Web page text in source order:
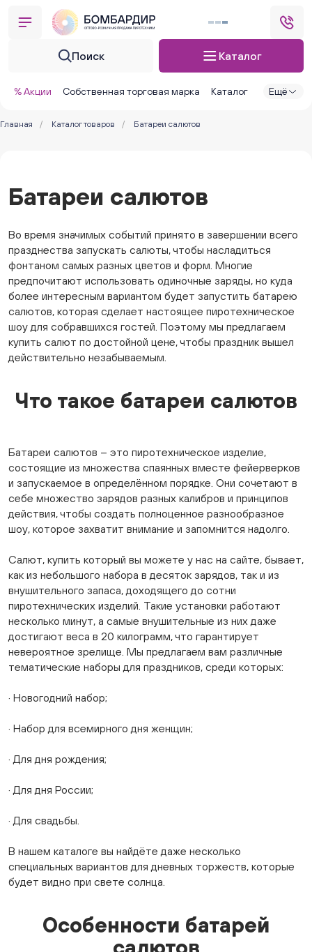
Поиск Каталог
% Акции Собственная торговая марка Каталог Ещё
Главная / Каталог товаров / Батареи салютов
Батареи салютов
Во время значимых событий принято в завершении всего
празднества запускать салюты, чтобы насладиться
фонтаном самых разных цветов и форм. Многие
предпочитают использовать одиночные заряды, но куда
более интересным вариантом будет запустить батарею
салютов, которая сделает настоящее пиротехническое
шоу для собравшихся гостей. Поэтому мы предлагаем
купить салют по достойной цене, чтобы праздник вышел
действительно незабываемым.
Что такое батареи салютов
Батареи салютов – это пиротехническое изделие,
состоящие из множества спаянных вместе фейерверков
и запускаемое в определённом порядке. Они сочетают в
себе множество зарядов разных калибров и принципов
действия, чтобы создать полноценное разнообразное
шоу, которое захватит внимание и запомнится надолго.
Салют, купить который вы можете у нас на сайте, бывает,
как из небольшого набора в десяток зарядов, так и из
внушительного запаса, доходящего до сотни
пиротехнических изделий. Такие установки работают
несколько минут, а самые внушительные из них даже
достигают веса в 20 килограмм, что гарантирует
невероятное зрелище. Мы предлагаем вам различные
тематические наборы для праздников, среди которых:
· Новогодний набор;
· Набор для всемирного дня женщин;
· Для дня рождения;
· Для дня России;
· Для свадьбы.
В нашем каталоге вы найдёте даже несколько
специальных вариантов для дневных торжеств, которые
будет видно при свете солнца.
Особенности батарей
салютов